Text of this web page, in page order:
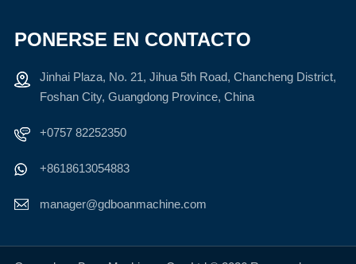
MÁS MÁS
PONERSE EN CONTACTO
Jinhai Plaza, No. 21, Jihua 5th Road, Chancheng District,
Foshan City, Guangdong Province, China
+0757 82252350
+8618613054883
manager@gdboanmachine.com